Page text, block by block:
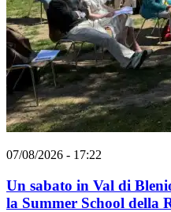
07/08/2026 - 17:22
Un sabato in Val di
la Summer School della